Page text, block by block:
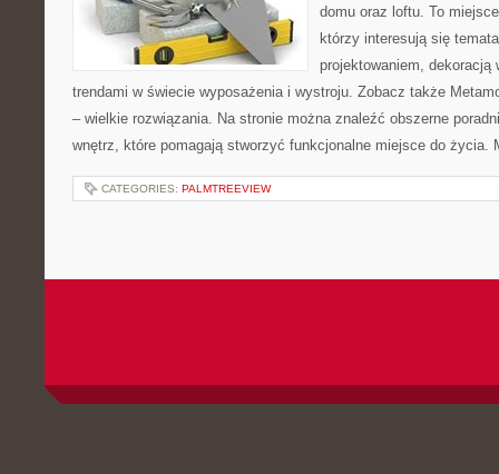
domu oraz loftu. To
którzy interesują się
projektowaniem, dekoracją
trendami w świecie wyposażenia i wystroju. Zobacz także
– wielkie rozwiązania. Na stronie można znaleźć obszerne
wnętrz, które pomagają stworzyć funkcjonalne miejsce do
CATEGORIES: PALMTREEVIEW